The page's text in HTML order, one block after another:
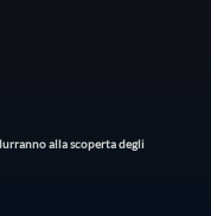
alla scoperta degli